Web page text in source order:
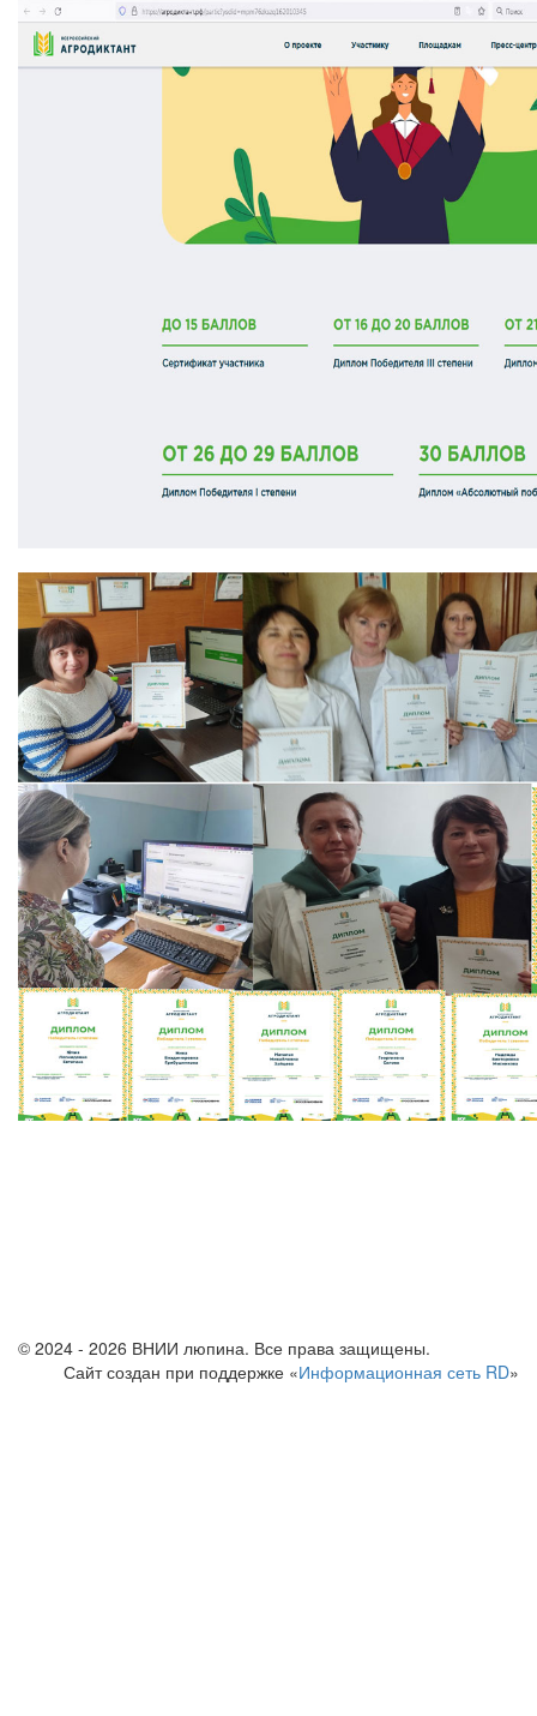
© 2024 - 2026 ВНИИ люпина. Все права защищены.
Сайт создан при поддержке «Информационная сеть RD»